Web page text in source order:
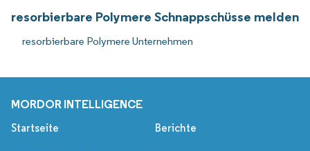
resorbierbare Polymere Schnappschüsse melden
resorbierbare Polymere Unternehmen
MORDOR INTELLIGENCE
Startseite Berichte